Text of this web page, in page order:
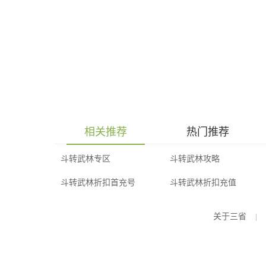
相关推荐 热门推荐
斗转武林专区 斗转武林攻略
斗转武林折扣首充号 斗转武林折扣充值
关于三省 |